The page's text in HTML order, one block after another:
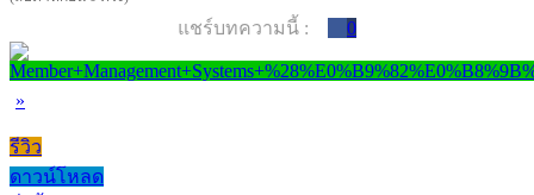
แชร์บทความนี้ : 0
»
รีวิว
ดาวน์โหลด